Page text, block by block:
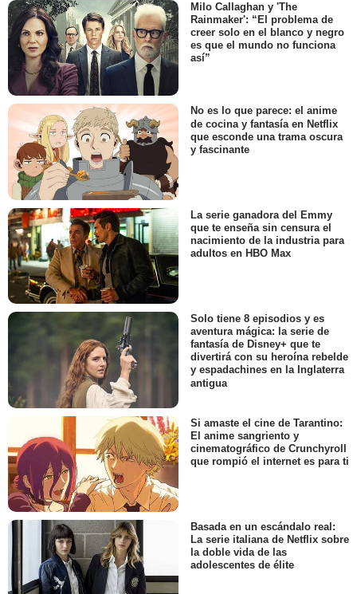
Milo Callaghan y 'The
Rainmaker': “El problema de
creer solo en el blanco y negro
es que el mundo no funciona
así”
No es lo que parece: el anime
de cocina y fantasía en Netflix
que esconde una trama oscura
y fascinante
La serie ganadora del Emmy
que te enseña sin censura el
nacimiento de la industria para
adultos en HBO Max
Solo tiene 8 episodios y es
aventura mágica: la serie de
fantasía de Disney+ que te
divertirá con su heroína rebelde
y espadachines en la Inglaterra
antigua
Si amaste el cine de Tarantino:
El anime sangriento y
cinematográfico de Crunchyroll
que rompió el internet es para ti
Basada en un escándalo real:
La serie italiana de Netflix sobre
la doble vida de las
adolescentes de élite